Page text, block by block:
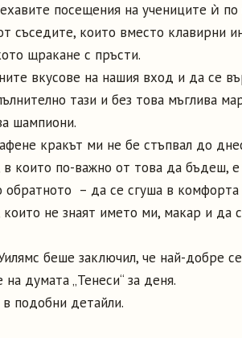
посещения на учениците ѝ
съседите, които вместо клавирни
щракане с пръсти.
вкусове на нашия вход и да се
тази и без това мъглива
шампиони.
кракът ми не бе стъпвал до
в които по-важно от това да бъдеш,
обратното – да се сгуша в комфорта
не знаят името ми, макар и да
беше заключил, че най-добре
думата „Тенеси“ за деня.
подобни детайли.